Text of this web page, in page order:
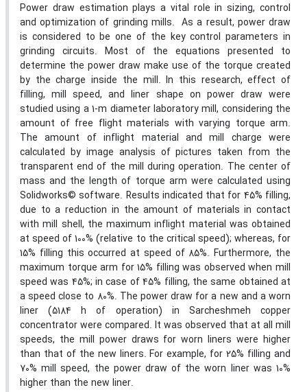
Power draw estimation plays a vital role in sizing, control
and optimization of grinding mills. As a result, power draw
is considered to be one of the key control parameters in
grinding circuits. Most of the equations presented to
determine the power draw make use of the torque created
by the charge inside the mill. In this research, effect of
filling, mill speed, and liner shape on power draw were
studied using a 1-m diameter laboratory mill, considering the
amount of free flight materials with varying torque arm.
The amount of inflight material and mill charge were
calculated by image analysis of pictures taken from the
transparent end of the mill during operation. The center of
mass and the length of torque arm were calculated using
Solidworks© software. Results indicated that for 45% filling,
due to a reduction in the amount of materials in contact
with mill shell, the maximum inflight material was obtained
at speed of 100% (relative to the critical speed); whereas, for
15% filling this occurred at speed of 85%. Furthermore, the
maximum torque arm for 15% filling was observed when mill
speed was 45%; in case of 45% filling, the same obtained at
a speed close to 80%. The power draw for a new and a worn
liner (5184 h of operation) in Sarcheshmeh copper
concentrator were compared. It was observed that at all mill
speeds, the mill power draws for worn liners were higher
than that of the new liners. For example, for 25% filling and
70% mill speed, the power draw of the worn liner was 10%
higher than the new liner.